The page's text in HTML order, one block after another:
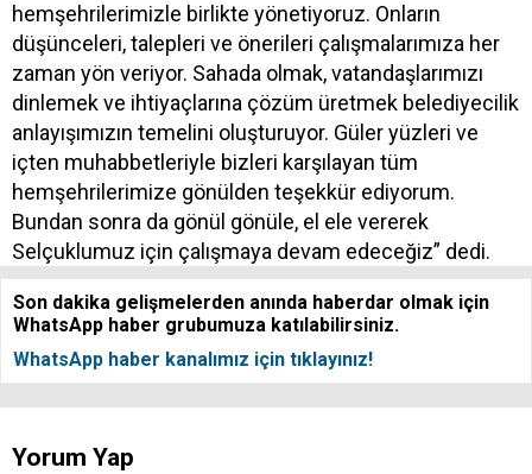
hemşehrilerimizle birlikte yönetiyoruz. Onların
düşünceleri, talepleri ve önerileri çalışmalarımıza her
zaman yön veriyor. Sahada olmak, vatandaşlarımızı
dinlemek ve ihtiyaçlarına çözüm üretmek belediyecilik
anlayışımızın temelini oluşturuyor. Güler yüzleri ve
içten muhabbetleriyle bizleri karşılayan tüm
hemşehrilerimize gönülden teşekkür ediyorum.
Bundan sonra da gönül gönüle, el ele vererek
Selçuklumuz için çalışmaya devam edeceğiz” dedi.
Son dakika gelişmelerden anında haberdar olmak için
WhatsApp haber grubumuza katılabilirsiniz.
WhatsApp haber kanalımız için tıklayınız!
Yorum Yap